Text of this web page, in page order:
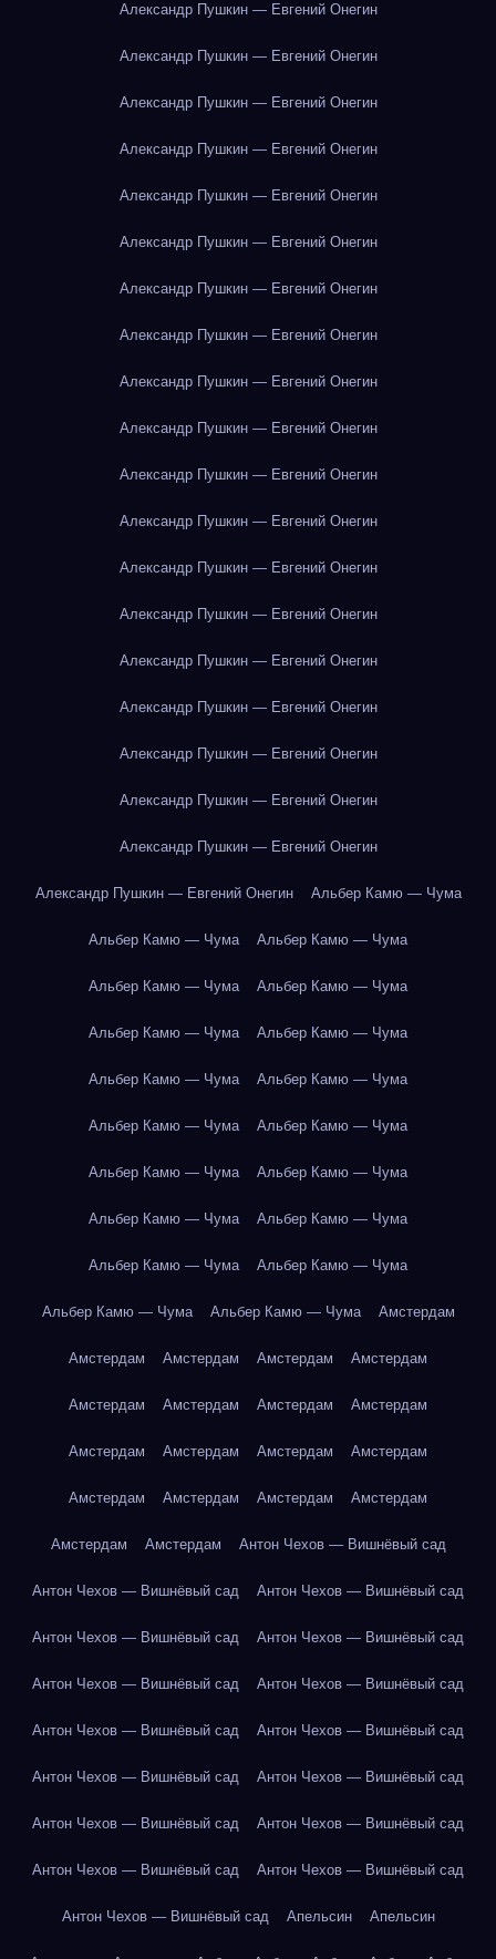
Александр Пушкин — Евгений Онегин
Александр Пушкин — Евгений Онегин
Александр Пушкин — Евгений Онегин
Александр Пушкин — Евгений Онегин
Александр Пушкин — Евгений Онегин
Александр Пушкин — Евгений Онегин
Александр Пушкин — Евгений Онегин
Александр Пушкин — Евгений Онегин
Александр Пушкин — Евгений Онегин
Александр Пушкин — Евгений Онегин
Александр Пушкин — Евгений Онегин
Александр Пушкин — Евгений Онегин
Александр Пушкин — Евгений Онегин
Александр Пушкин — Евгений Онегин
Александр Пушкин — Евгений Онегин
Александр Пушкин — Евгений Онегин
Александр Пушкин — Евгений Онегин
Александр Пушкин — Евгений Онегин
Александр Пушкин — Евгений Онегин
Александр Пушкин — Евгений Онегин Альбер Камю — Чума
Альбер Камю — Чума Альбер Камю — Чума
Альбер Камю — Чума Альбер Камю — Чума
Альбер Камю — Чума Альбер Камю — Чума
Альбер Камю — Чума Альбер Камю — Чума
Альбер Камю — Чума Альбер Камю — Чума
Альбер Камю — Чума Альбер Камю — Чума
Альбер Камю — Чума Альбер Камю — Чума
Альбер Камю — Чума Альбер Камю — Чума
Альбер Камю — Чума Альбер Камю — Чума Амстердам
Амстердам Амстердам Амстердам Амстердам
Амстердам Амстердам Амстердам Амстердам
Амстердам Амстердам Амстердам Амстердам
Амстердам Амстердам Амстердам Амстердам
Амстердам Амстердам Антон Чехов — Вишнёвый сад
Антон Чехов — Вишнёвый сад Антон Чехов — Вишнёвый сад
Антон Чехов — Вишнёвый сад Антон Чехов — Вишнёвый сад
Антон Чехов — Вишнёвый сад Антон Чехов — Вишнёвый сад
Антон Чехов — Вишнёвый сад Антон Чехов — Вишнёвый сад
Антон Чехов — Вишнёвый сад Антон Чехов — Вишнёвый сад
Антон Чехов — Вишнёвый сад Антон Чехов — Вишнёвый сад
Антон Чехов — Вишнёвый сад Антон Чехов — Вишнёвый сад
Антон Чехов — Вишнёвый сад Апельсин Апельсин